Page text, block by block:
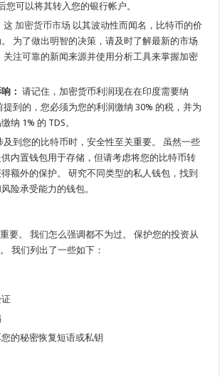
您可以将其转入您的银行帐户。
这 加密货币市场 以其波动性而闻名，比特币的价
为了做出明智的决策，请及时了解最新的市场
关注可靠的新闻来源并使用分析工具来掌握加密
响：请记住，加密货币利润现在在印度需要纳
提到的，您必须为您的利润缴纳 30% 的税，并为
纳 1% 的 TDS。
及到您的比特币时，安全性至关重要。 虽然一些
内置钱包用于存储，但请考虑将您的比特币转
额外的保护。 研究不同类型的私人钱包，找到
险承受能力的钱包。
要。 我们怎么强调都不为过。 保护您的投资从
我们列出了一些如下：
的秘密恢复短语或私钥